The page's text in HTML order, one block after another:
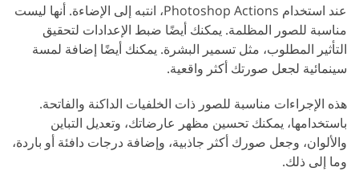
عند استخدام Photoshop Actions، انتبه إلى الإضاءة. أنها ليست
مناسبة للصور المظلمة. يمكنك أيضًا ضبط الإعدادات لتحقيق
التأثير المطلوب، مثل تسمير البشرة. يمكنك أيضًا إضافة لمسة
سينمائية لجعل صورتك أكثر واقعية.
هذه الإجراءات مناسبة للصور ذات الخلفيات الداكنة والفاتحة.
باستخدامها، يمكنك تحسين مظهر عارضاتك، وتعديل التباين
والألوان، وجعل صورك أكثر جاذبية، وإضافة درجات دافئة أو باردة،
وما إلى ذلك.